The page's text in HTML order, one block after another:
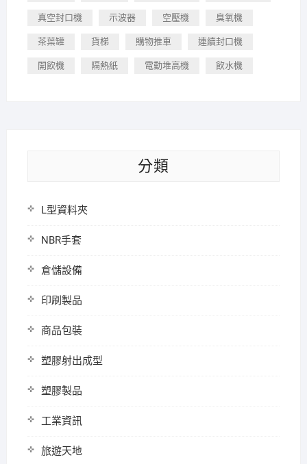
真空封口機 示波器 空壓機 臭氧機
茶葉罐 貨梯 購物推車 連續封口機
開飲機 隔熱紙 電動堆高機 飲水機
分類
L型資料夾
NBR手套
倉儲設備
印刷製品
商品包裝
塑膠射出成型
塑膠製品
工業資訊
旅遊天地